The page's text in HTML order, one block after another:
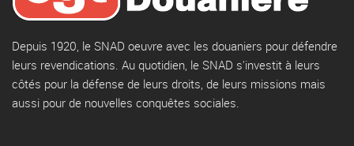
Depuis 1920, le SNAD oeuvre avec les douaniers pour défendre
leurs revendications. Au quotidien, le SNAD s'investit à leurs
côtés pour la défense de leurs droits, de leurs missions mais
aussi pour de nouvelles conquêtes sociales.